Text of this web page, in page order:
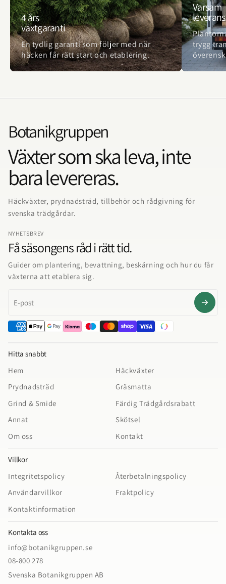
4 års
växtgaranti
En tydlig garanti som följer med när
häcken får rätt start och etablering.
Varsam
leverans
trygg
Botanikgruppen
Växter som ska leva, inte
bara levereras.
Häckväxter, prydnadsträd, tillbehör och rådgivning för
svenska trädgårdar.
NYHETSBREV
Få säsongens råd i rätt tid.
Guider om plantering, bevattning, beskärning och hur du får
växterna att etablera sig.
Hitta snabbt
Hem
Häckväxter
Prydnadsträd
Gräsmatta
Grind & Smide
Färdig Trädgårdsrabatt
Annat
Skötsel
Om oss
Kontakt
Villkor
Integritetspolicy
Återbetalningspolicy
Användarvillkor
Fraktpolicy
Kontaktinformation
Kontakta oss
info@botanikgruppen.se
08-800 278
Svenska Botanikgruppen AB